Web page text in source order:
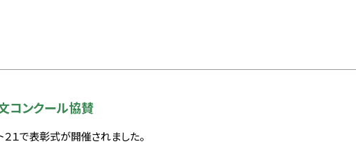
コンクール協賛
１で表彰式が開催されました。